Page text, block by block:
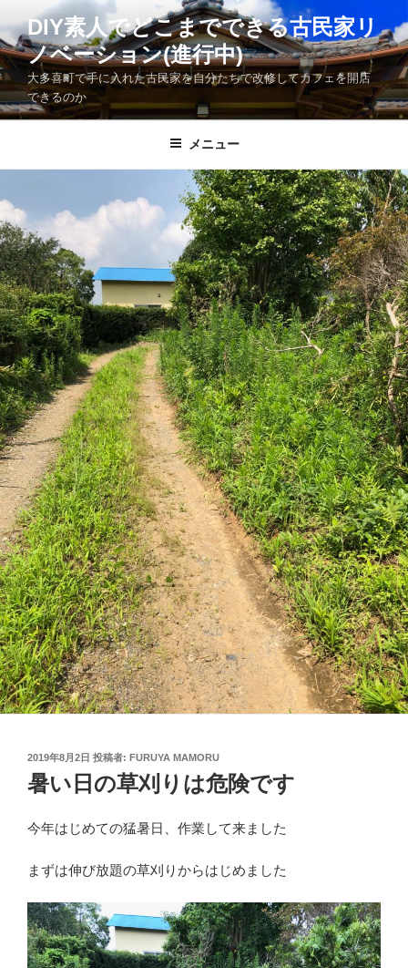
テ
ン
ツ
へ
プ
DIY素人でどこまでできる古民家リ
ノベーション(進行中)
大多喜町で手に入れた古民家を自分たちで改修してカフェを開店
できるのか
メニュー
投
稿
日:
2019年8月2日 投稿者: FURUYA MAMORU
暑い日の草刈りは危険です
今年はじめての猛暑日、作業して来ました
まずは伸び放題の草刈りからはじめました